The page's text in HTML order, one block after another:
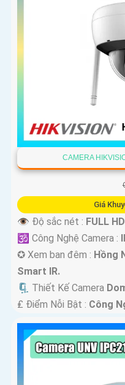
CAMERA
Giá
👁 Độ sắc nét : FULL
🕉️ Công Nghệ Camera :
✪ Xem ban đêm : Hồng
Smart IR.
🗜️ Thiết Kế Camera
️₤ Điểm Nỗi Bật : Công